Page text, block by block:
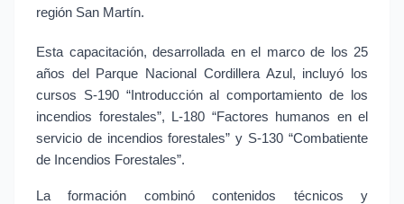
región San Martín.
Esta capacitación, desarrollada en el marco de los 25
años del Parque Nacional Cordillera Azul, incluyó los
cursos S-190 “Introducción al comportamiento de los
incendios forestales”, L-180 “Factores humanos en el
servicio de incendios forestales” y S-130 “Combatiente
de Incendios Forestales”.
La formación combinó contenidos técnicos y